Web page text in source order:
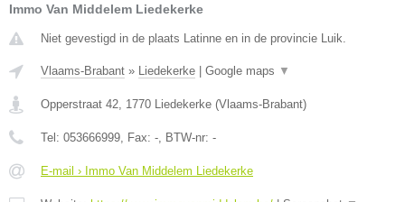
Immo Van Middelem Liedekerke
Niet gevestigd in de plaats Latinne en in de provincie Luik.
Vlaams-Brabant » Liedekerke Google maps ▼
Opperstraat 42 1770 Liedekerke (Vlaams-Brabant)
Tel: 053666999 , Fax: - , BTW-nr: -
E-mail › Immo Van Middelem Liedekerke